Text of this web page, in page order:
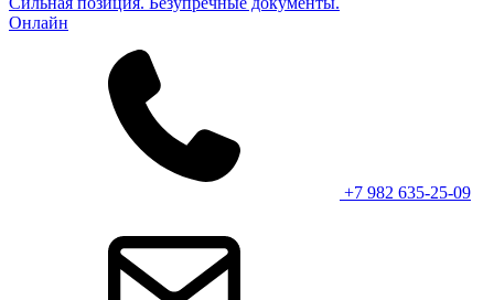
Онлайн
+7 982 635-25-09